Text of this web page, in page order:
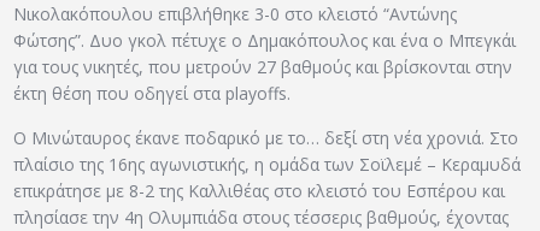
Νικολακόπουλου επιβλήθηκε 3-0 στο κλειστό “Αντώνης
Φώτσης”. Δυο γκολ πέτυχε ο Δημακόπουλος και ένα ο Μπεγκάι
για τους νικητές, που μετρούν 27 βαθμούς και βρίσκονται στην
έκτη θέση που οδηγεί στα playoffs.
Ο Μινώταυρος έκανε ποδαρικό με το… δεξί στη νέα χρονιά. Στο
πλαίσιο της 16ης αγωνιστικής, η ομάδα των Σοϊλεμέ – Κεραμυδά
επικράτησε με 8-2 της Καλλιθέας στο κλειστό του Εσπέρου και
πλησίασε την 4η Ολυμπιάδα στους τέσσερις βαθμούς, έχοντας